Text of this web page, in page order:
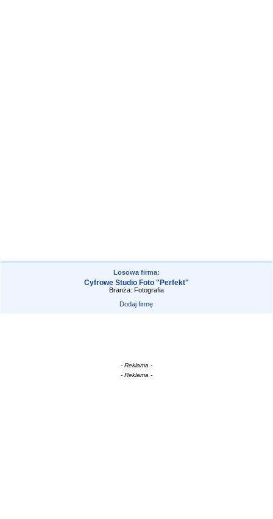
Losowa firma:
Cyfrowe Studio Foto "Perfekt"
Branża: Fotografia
Dodaj firmę
- Reklama -
- Reklama -